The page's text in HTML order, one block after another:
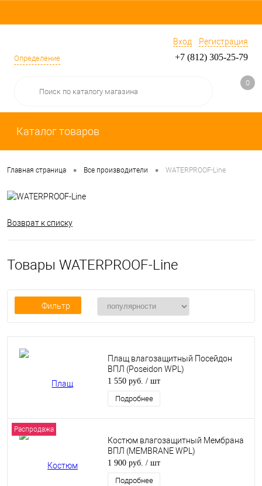
Определение
Вход Регистрация
+7 (812) 305-25-79
0
Каталог товаров
Главная страница • Все производители • WATERPROOF-Line
Возврат к списку
Товары WATERPROOF-Line
Фильтр
Плащ влагозащитный Посейдон
ВПЛ (Poseidon WPL)
1 550 руб. / шт
Подробнее
Распродажа
Костюм влагозащитный Мембрана
ВПЛ (MEMBRANE WPL)
1 900 руб. / шт
Подробнее